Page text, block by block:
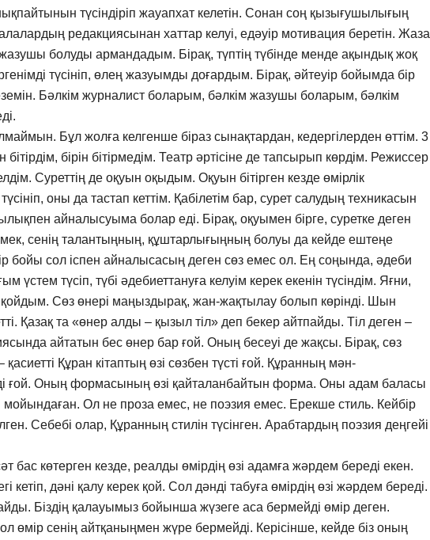
түсіндіріп жауапхат келетін. Сонан соң қызығушылығың
редакциясынан хаттар келуі, едәуір мотивация беретін. Жаза
болуды армандадым. Бірақ, түптің түбінде менде ақындық жоқ
түсініп, өлең жазуымды доғардым. Бірақ, әйтеуір бойымда бір
Бәлкім журналист боларым, бәлкім жазушы боларым, бәлкім
Бұл жолға келгенше біраз сынақтардан, кедергілерден өттім. 3
бірін бітірмедім. Театр әртісіне де тапсырып көрдім. Режиссер
Суреттің де оқуын оқыдым. Оқуын бітірген кезде өмірлік
оны да тастап кеттім. Қабілетім бар, сурет салудың техникасын
айналысуыма болар еді. Бірақ, оқуымен бірге, суретке деген
сенің талантыңның, құштарлығыңның болуы да кейде ештеңе
бойы сол іспен айналысасың деген сөз емес ол. Ең соңында, әдеби
үстем түсіп, түбі әдебиеттануға келуім керек екенін түсіндім. Яғни,
қойдым. Сөз өнері маңыздырақ, жан-жақтылау болып көрінді. Шын
Қазақ та «өнер алды – қызыл тіл» деп бекер айтпайды. Тіл деген –
айтатын бес өнер бар ғой. Оның бесеуі де жақсы. Бірақ, сөз
Құран кітаптың өзі сөзбен түсті ғой. Құранның мән-
ғой. Оның формасының өзі қайталанбайтын форма. Оны адам баласы
Ол не проза емес, не поэзия емес. Ерекше стиль. Кейбір
Себебі олар, Құранның стилін түсінген. Арабтардың поэзия деңгейі
бас көтерген кезде, реалды өмірдің өзі адамға жәрдем береді екен.
дәні қалу керек қой. Сол дәнді табуға өмірдің өзі жәрдем береді.
Біздің қалауымыз бойынша жүзеге аса бермейді өмір деген.
өмір сенің айтқаныңмен жүре бермейді. Керісінше, кейде біз оның